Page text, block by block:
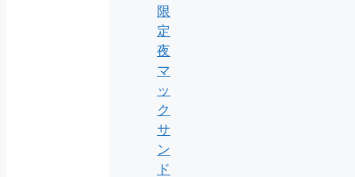
限
定
夜
マ
ッ
ク
サ
ン
ド